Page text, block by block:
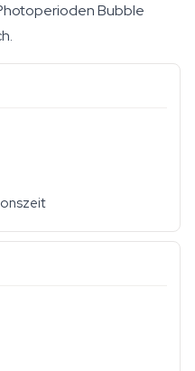
Bubble